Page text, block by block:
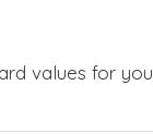
values for